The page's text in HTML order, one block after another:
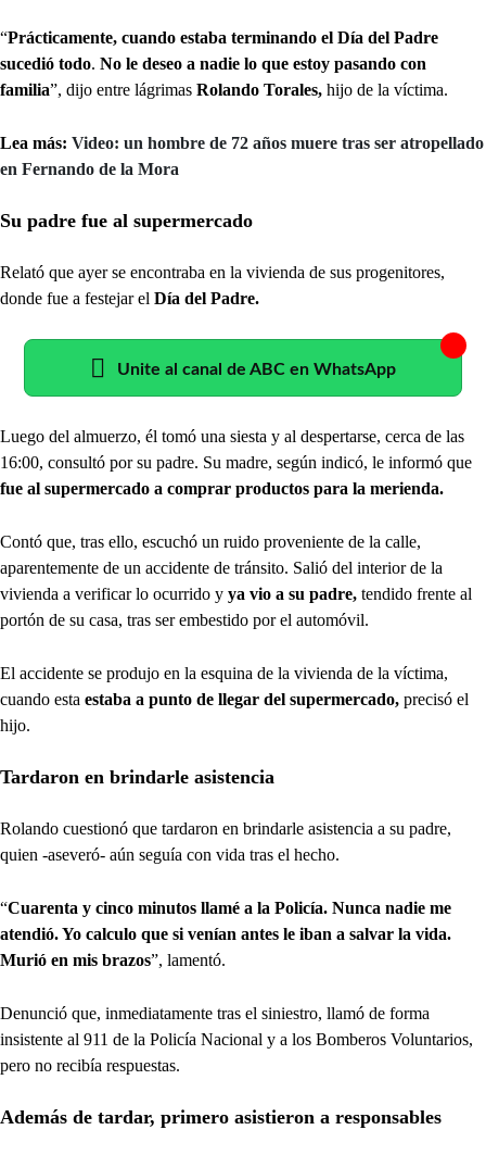
“Prácticamente, cuando estaba terminando el Día del Padre
sucedió todo. No le deseo a nadie lo que estoy pasando con
familia”, dijo entre lágrimas Rolando Torales, hijo de la víctima.
Lea más: Video: un hombre de 72 años muere tras ser atropellado
en Fernando de la Mora
Su padre fue al supermercado
Relató que ayer se encontraba en la vivienda de sus progenitores,
donde fue a festejar el Día del Padre.
Unite al canal de ABC en WhatsApp
Luego del almuerzo, él tomó una siesta y al despertarse, cerca de las
16:00, consultó por su padre. Su madre, según indicó, le informó que
fue al supermercado a comprar productos para la merienda.
Contó que, tras ello, escuchó un ruido proveniente de la calle,
aparentemente de un accidente de tránsito. Salió del interior de la
vivienda a verificar lo ocurrido y ya vio a su padre, tendido frente al
portón de su casa, tras ser embestido por el automóvil.
El accidente se produjo en la esquina de la vivienda de la víctima,
cuando esta estaba a punto de llegar del supermercado, precisó el
hijo.
Tardaron en brindarle asistencia
Rolando cuestionó que tardaron en brindarle asistencia a su padre,
quien -aseveró- aún seguía con vida tras el hecho.
“Cuarenta y cinco minutos llamé a la Policía. Nunca nadie me
atendió. Yo calculo que si venían antes le iban a salvar la vida.
Murió en mis brazos”, lamentó.
Denunció que, inmediatamente tras el siniestro, llamó de forma
insistente al 911 de la Policía Nacional y a los Bomberos Voluntarios,
pero no recibía respuestas.
Además de tardar, primero asistieron a responsables